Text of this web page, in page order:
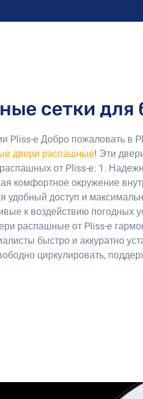
сетки для
Pliss-e Добро пожаловать
двери распашные! Эти
от Pliss-e: 1.
комфортное окружение
доступ и
к воздействию погодных
распашные от Pliss-e
быстро и аккуратно
циркулировать,